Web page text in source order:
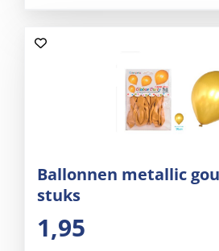
Ballonnen metallic
stuks
1,95